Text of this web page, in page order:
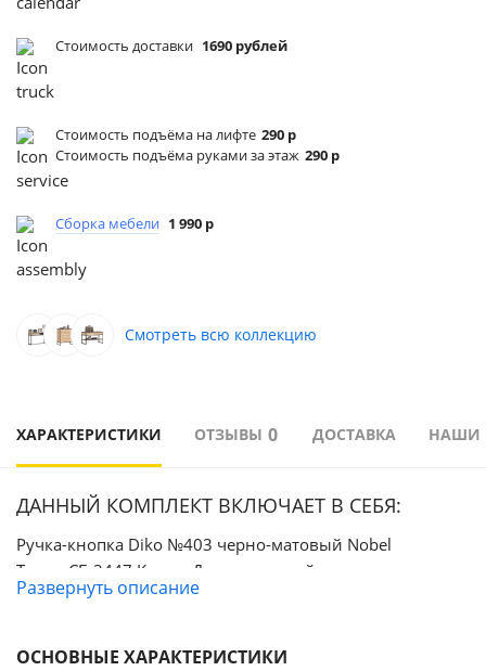
Стоимость доставки 1690 рублей
Стоимость подъёма на лифте 290 р
Стоимость подъёма руками за этаж 290 р
Сборка мебели 1 990 р
Смотреть всю коллекцию
ХАРАКТЕРИСТИКИ ОТЗЫВЫ 0 ДОСТАВКА НАШИ
ДАННЫЙ КОМПЛЕКТ ВКЛЮЧАЕТ В СЕБЯ:
Ручка-кнопка Diko №403 черно-матовый Nobel
Тренд СБ-3447 Комод Диамант серый
Развернуть описание
ОСНОВНЫЕ ХАРАКТЕРИСТИКИ